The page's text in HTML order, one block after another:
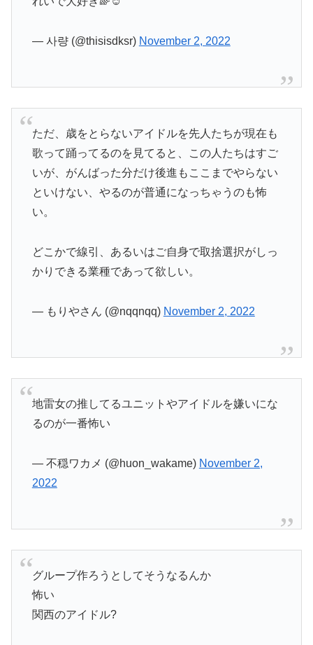
— 사량 (@thisisdksr) November 2, 2022
ただ、歳をとらないアイドルを先人たちが現在も
歌って踊ってるのを見てると、この人たちはすご
いが、がんばった分だけ後進もここまでやらない
といけない、やるのが普通になっちゃうのも怖
い。
どこかで線引、あるいはご自身で取捨選択がしっ
かりできる業種であって欲しい。
— もりやさん (@nqqnqq) November 2, 2022
地雷女の推してるユニットやアイドルを嫌いにな
るのが一番怖い
— 不穏ワカメ (@huon_wakame) November 2,
2022
グループ作ろうとしてそうなるんか
怖い
関西のアイドル?